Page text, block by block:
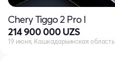
Chery Tiggo 2 Pro I
214 900 000 UZS
19 июня, Кашкадарьинская область